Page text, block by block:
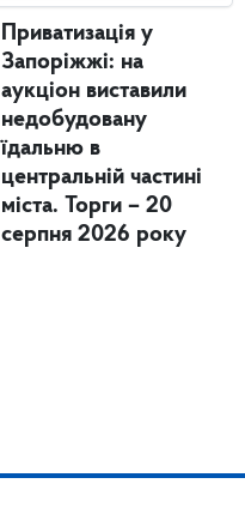
Приватизація у
Запоріжжі: на
аукціон виставили
недобудовану
їдальню в
центральній частині
міста. Торги – 20
серпня 2026 року